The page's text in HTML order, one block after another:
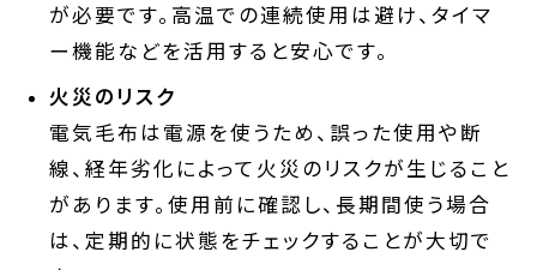
が必要です。高温での連続使用は避け、タイマ
ー機能などを活用すると安心です。
火災のリスク
電気毛布は電源を使うため、誤った使用や断
線、経年劣化によって火災のリスクが生じること
があります。使用前に確認し、長期間使う場合
は、定期的に状態をチェックすることが大切で